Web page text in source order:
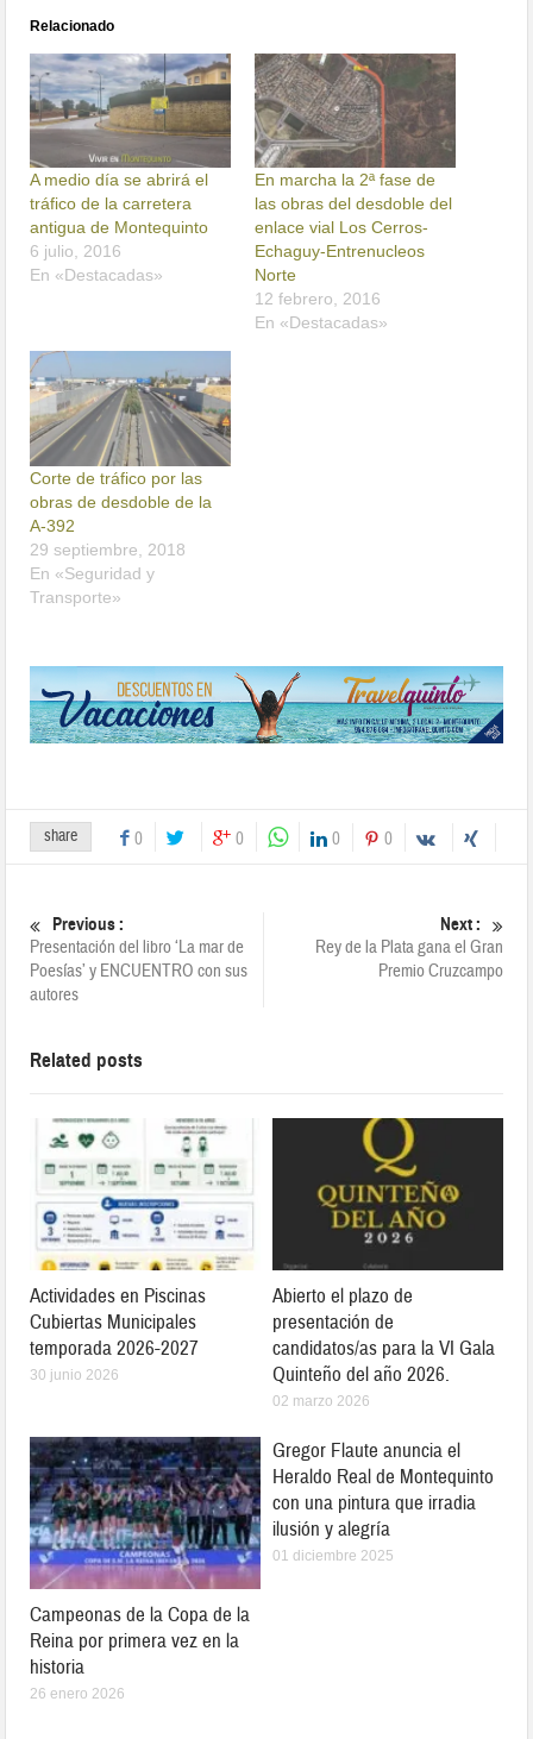
Relacionado
A medio día se abrirá el
tráfico de la carretera
antigua de Montequinto
6 julio, 2016
En «Destacadas»
En marcha la 2ª fase de
las obras del desdoble del
enlace vial Los Cerros-
Echaguy-Entrenucleos
Norte
12 febrero, 2016
En «Destacadas»
Corte de tráfico por las
obras de desdoble de la
A-392
29 septiembre, 2018
En «Seguridad y
Transporte»
share 0 0 0 0
Previous :
Presentación del libro ‘La mar de
Poesías’ y ENCUENTRO con sus
autores
Next :
Rey de la Plata gana el Gran
Premio Cruzcampo
Related posts
Actividades en Piscinas
Cubiertas Municipales
temporada 2026-2027
30 junio 2026
Abierto el plazo de
presentación de
candidatos/as para la VI Gala
Quinteño del año 2026.
02 marzo 2026
Campeonas de la Copa de la
Reina por primera vez en la
historia
26 enero 2026
Gregor Flaute anuncia el
Heraldo Real de Montequinto
con una pintura que irradia
ilusión y alegría
01 diciembre 2025